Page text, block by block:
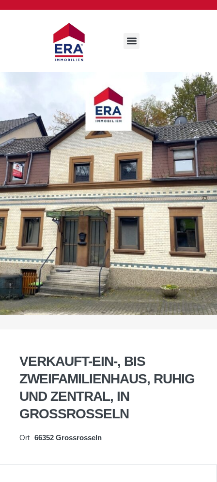
VERKAUFT-EIN-, BIS
ZWEIFAMILIENHAUS, RUHIG
UND ZENTRAL, IN
GROSSROSSELN
Ort 66352 Grossrosseln